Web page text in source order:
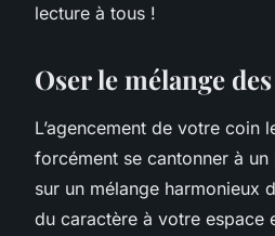
lecture à tous !
Oser le mélange
L’agencement de votre coin
forcément se cantonner à
sur un mélange harmonieux
du caractère à votre espace